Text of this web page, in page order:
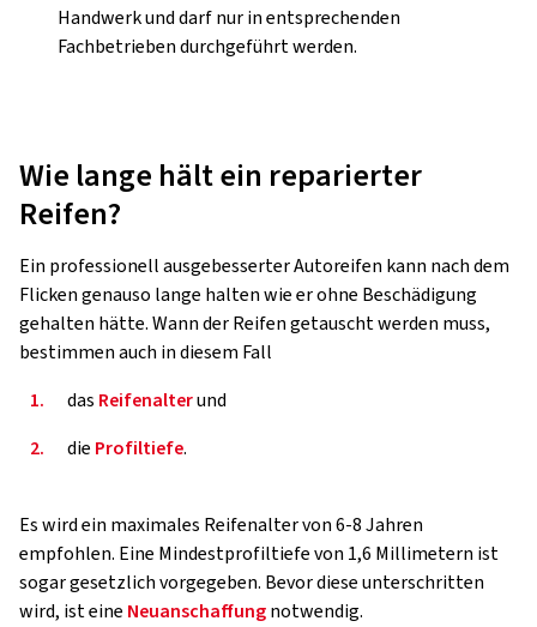
Handwerk und darf nur in entsprechenden
Fachbetrieben durchgeführt werden.
Wie lange hält ein reparierter
Reifen?
Ein professionell ausgebesserter Autoreifen kann nach dem
Flicken genauso lange halten wie er ohne Beschädigung
gehalten hätte. Wann der Reifen getauscht werden muss,
bestimmen auch in diesem Fall
1.
das Reifenalterund
2.
die Profiltiefe.
Es wird ein maximales Reifenalter von 6-8 Jahren
empfohlen. Eine Mindestprofiltiefe von 1,6 Millimetern ist
sogar gesetzlich vorgegeben. Bevor diese unterschritten
wird, ist eine Neuanschaffungnotwendig.